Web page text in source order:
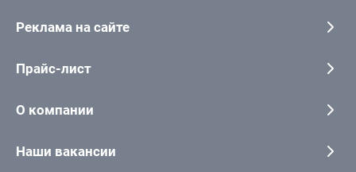
Реклама на сайте
Прайс-лист
О компании
Наши вакансии